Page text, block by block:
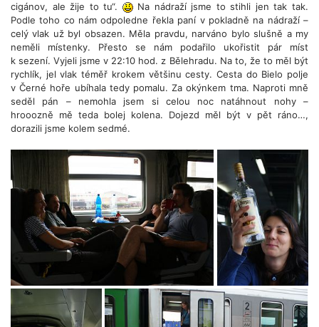
cigánov, ale žije to tu“.
Na nádraží jsme to stihli jen tak tak.
Podle toho co nám odpoledne řekla paní v pokladně na nádraží –
celý vlak už byl obsazen. Měla pravdu, narváno bylo slušně a my
neměli místenky. Přesto se nám podařilo ukořistit pár míst
k sezení. Vyjeli jsme v 22:10 hod. z Bělehradu. Na to, že to měl být
rychlík, jel vlak téměř krokem většinu cesty. Cesta do Bielo polje
v Černé hoře ubíhala tedy pomalu. Za okýnkem tma. Naproti mně
seděl pán – nemohla jsem si celou noc natáhnout nohy –
hrooozně mě teda bolej kolena. Dojezd měl být v pět ráno…,
dorazili jsme kolem sedmé.